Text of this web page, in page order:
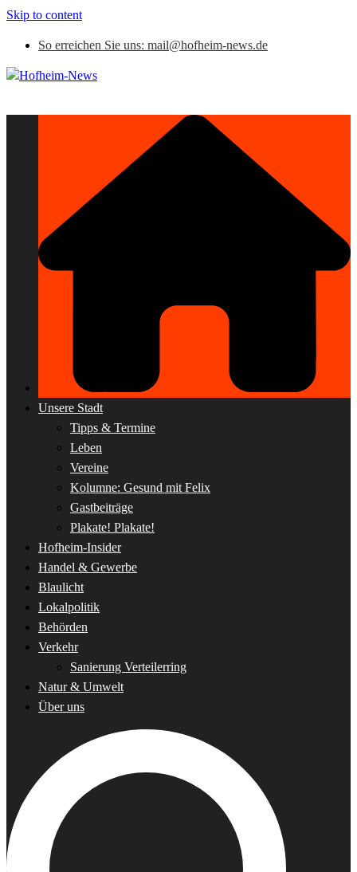
Skip to content
So erreichen Sie uns: mail@hofheim-news.de
Unsere Stadt
Tipps & Termine
Leben
Vereine
Kolumne: Gesund mit Felix
Gastbeiträge
Plakate! Plakate!
Hofheim-Insider
Handel & Gewerbe
Blaulicht
Lokalpolitik
Behörden
Verkehr
Sanierung Verteilerring
Natur & Umwelt
Über uns